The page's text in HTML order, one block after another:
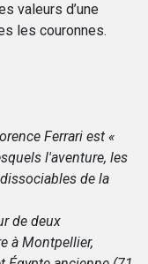
valeurs d’une
les couronnes.
Ferrari est «
l'aventure, les
de la
de deux
à Montpellier,